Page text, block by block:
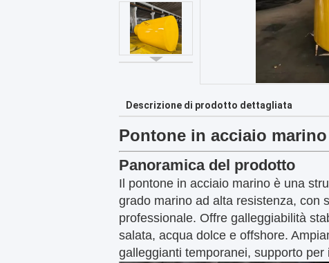
Descrizione di prodotto dettagliata
Pontone in acciaio marino
Panoramica del prodotto
Il pontone in acciaio marino è una
grado marino ad alta resistenza, con
professionale. Offre galleggiabilità
salata, acqua dolce e offshore.
galleggianti temporanei, supporto